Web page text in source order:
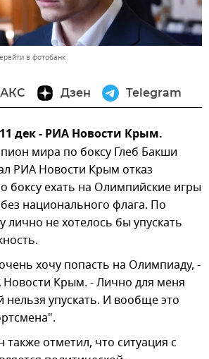
в фотобанк
Дзен Telegram
дек - РИА Новости Крым.
мира по боксу Глеб Бакши
РИА Новости Крым отказ
боксу ехать на Олимпийские игры
национального флага. По
лично не хотелось бы упускать
хочу попасть на Олимпиаду, -
Новости Крым. - Лично для меня
нельзя упускать. И вообще это
отметил, что ситуация с